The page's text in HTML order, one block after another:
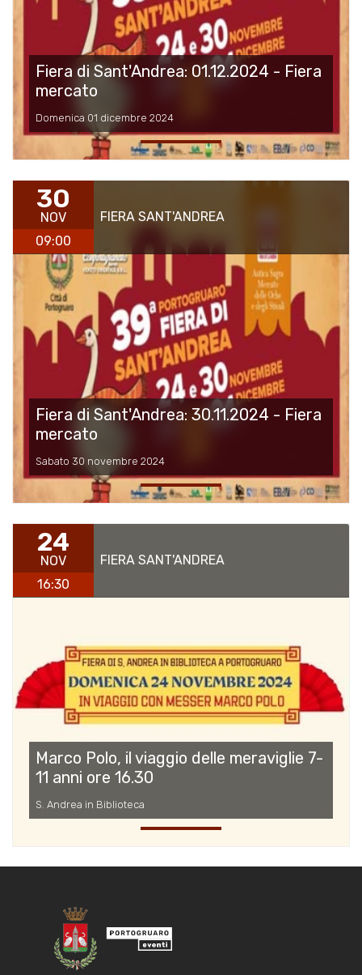
Fiera di Sant'Andrea: 01.12.2024 - Fiera
mercato
Domenica 01 dicembre 2024
30
NOV
09:00
FIERA SANT'ANDREA
Fiera di Sant'Andrea: 30.11.2024 - Fiera
mercato
Sabato 30 novembre 2024
24
NOV
16:30
FIERA SANT'ANDREA
Marco Polo, il viaggio delle meraviglie 7-
11 anni ore 16.30
S. Andrea in Biblioteca